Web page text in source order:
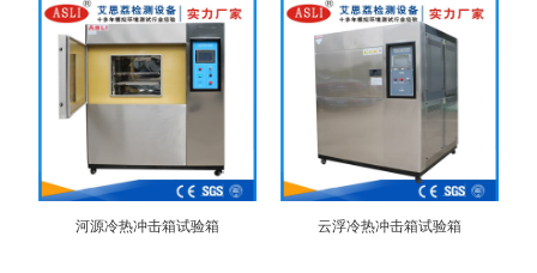
河源冷热冲击箱试验箱 云浮冷热冲击箱试验箱